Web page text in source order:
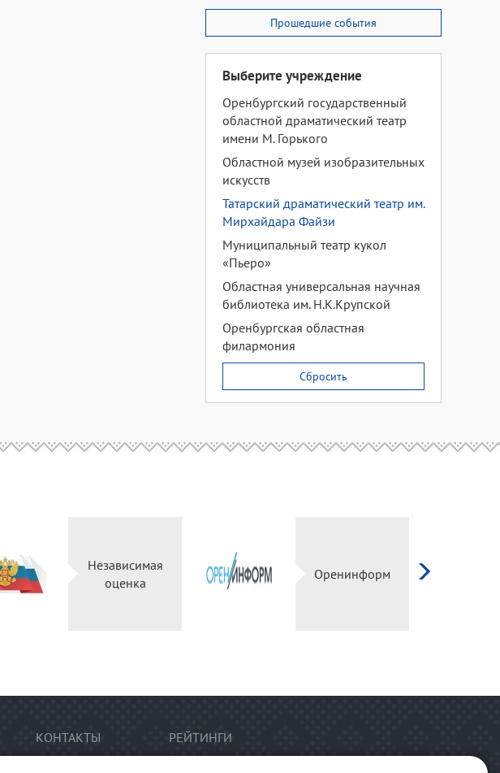
Прошедшие события
Выберите учреждение
Оренбургский государственный
областной драматический театр
имени М. Горького
Областной музей изобразительных
искусств
Татарский драматический театр им.
Мирхайдара Файзи
Муниципальный театр кукол
«Пьеро»
Областная универсальная научная
библиотека им. Н.К.Крупской
Оренбургская областная
филармония
Сбросить
Независимая
оценка
Оренинформ
КОНТАКТЫ РЕЙТИНГИ